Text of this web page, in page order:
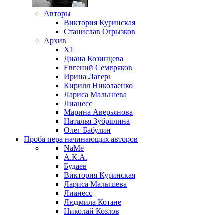
Авторы
Виктория Куринская
Станислав Огрызков
Архив
X1
Диана Козинцева
Евгений Семиряков
Ирина Лагерь
Кирилл Николаенко
Лариса Малышева
Лианесс
Марина Аверьянова
Наталья Зубрилина
Олег Бабулин
Проба пера начинающих авторов
NaMe
А.К.А.
Будаев
Виктория Куринская
Лариса Малышева
Лианесс
Людмила Котане
Николай Козлов